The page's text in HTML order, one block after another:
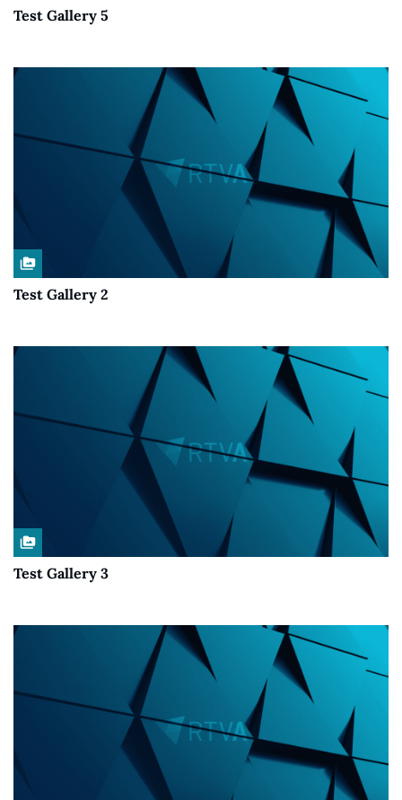
Test Gallery 5
perm_media
Test Gallery 2
perm_media
Test Gallery 3